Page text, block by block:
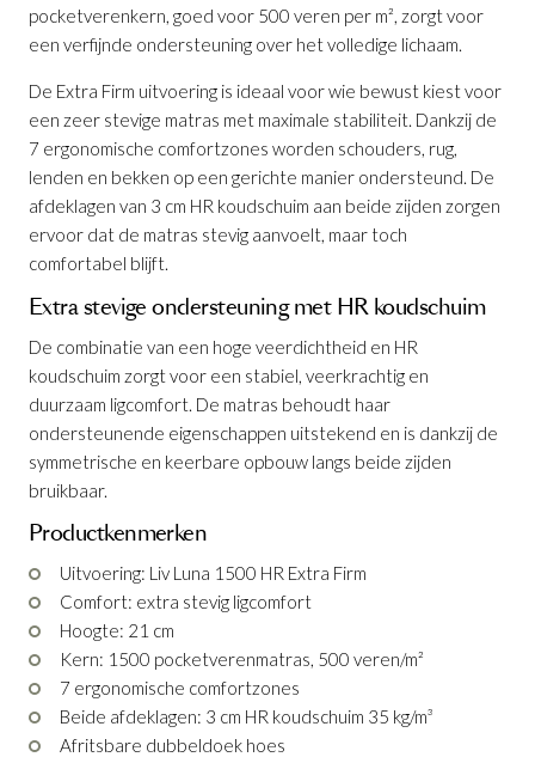
pocketverenkern, goed voor 500 veren per m², zorgt voor
een verfijnde ondersteuning over het volledige lichaam.
De Extra Firm uitvoering is ideaal voor wie bewust kiest voor
een zeer stevige matras met maximale stabiliteit. Dankzij de
7 ergonomische comfortzones worden schouders, rug,
lenden en bekken op een gerichte manier ondersteund. De
afdeklagen van 3 cm HR koudschuim aan beide zijden zorgen
ervoor dat de matras stevig aanvoelt, maar toch
comfortabel blijft.
Extra stevige ondersteuning met HR koudschuim
De combinatie van een hoge veerdichtheid en HR
koudschuim zorgt voor een stabiel, veerkrachtig en
duurzaam ligcomfort. De matras behoudt haar
ondersteunende eigenschappen uitstekend en is dankzij de
symmetrische en keerbare opbouw langs beide zijden
bruikbaar.
Productkenmerken
Uitvoering: Liv Luna 1500 HR Extra Firm
Comfort: extra stevig ligcomfort
Hoogte: 21 cm
Kern: 1500 pocketverenmatras, 500 veren/m²
7 ergonomische comfortzones
Beide afdeklagen: 3 cm HR koudschuim 35 kg/m³
Afritsbare dubbeldoek hoes
Matras Liv Luna 1500 HR X-Firmis
toegevoegd aan je winkelmandje
Matras Liv Luna 1500 HR X-Firm
Productnummer: G10200015398
€ 631,00
€ 567,90 incl. BTW